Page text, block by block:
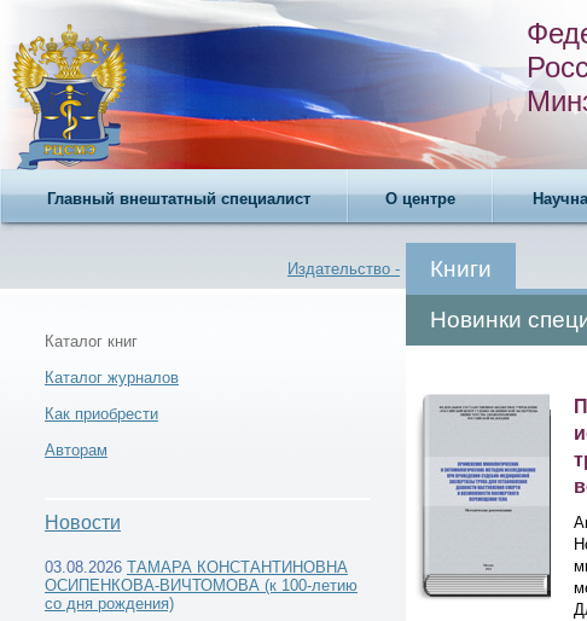
Главный внештатный специалист О центре
Издательство - Книги
Каталог книг
Каталог журналов
Как приобрести
Авторам
Новости
03.08.2026 ТАМАРА КОНСТАНТИНОВНА
ОСИПЕНКОВА-ВИЧТОМОВА (к 100-летию
со дня рождения)
Новинки